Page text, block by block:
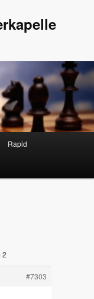
Rapid
2
#7303